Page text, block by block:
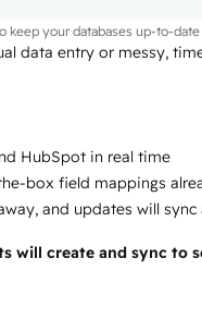
keep your databases up-to-date
data entry or messy,
HubSpot in real time
box field mappings
and updates will sync
will create and sync to